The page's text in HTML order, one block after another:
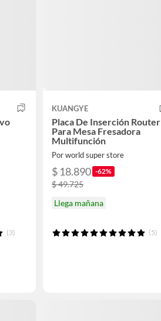
(3)
KUANGYE
Placa De Inserción Router
Para Mesa Fresadora
Multifunción
Por world super store
$ 18.890 -62%
$ 49.725
Llega mañana
(5)